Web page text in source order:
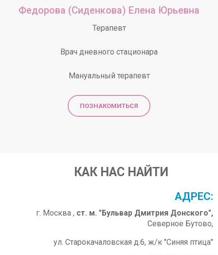
Федорова (Сиденкова) Елена Юрьевна
Терапевт
Врач дневного стационара
Мануальный терапевт
ПОЗНАКОМИТЬСЯ
КАК НАС НАЙТИ
АДРЕС:
г. Москва , ст. м. "Бульвар Дмитрия Донского",
Северное Бутово,
ул. Старокачаловская д.6, ж/к "Синяя птица"